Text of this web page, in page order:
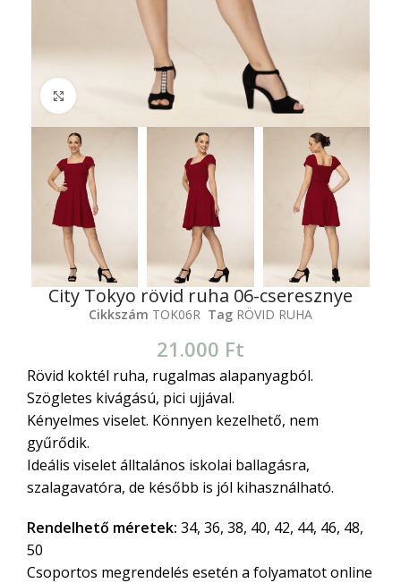
Click to enlarge
City Tokyo rövid ruha 06-cseresznye
Cikkszám TOK06R Tag RÖVID RUHA
21.000 Ft
Rövid koktél ruha, rugalmas alapanyagból.
Szögletes kivágású, pici ujjával.
Kényelmes viselet. Könnyen kezelhető, nem
gyűrődik.
Ideális viselet álltalános iskolai ballagásra,
szalagavatóra, de később is jól kihasználható.
Rendelhető méretek: 34, 36, 38, 40, 42, 44, 46, 48,
50
Csoportos megrendelés esetén a folyamatot online